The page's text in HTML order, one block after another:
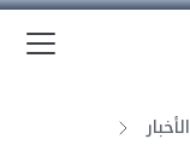
الأخبار